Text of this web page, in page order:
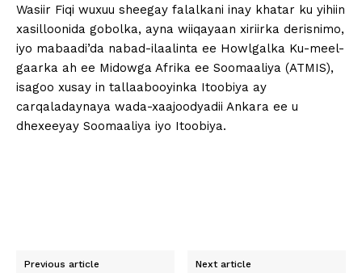
Wasiir Fiqi wuxuu sheegay falalkani inay khatar ku yihiin
xasilloonida gobolka, ayna wiiqayaan xiriirka derisnimo,
iyo mabaadi’da nabad-ilaalinta ee Howlgalka Ku-meel-
gaarka ah ee Midowga Afrika ee Soomaaliya (ATMIS),
isagoo xusay in tallaabooyinka Itoobiya ay
carqaladaynaya wada-xaajoodyadii Ankara ee u
dhexeeyay Soomaaliya iyo Itoobiya.
Previous article Next article